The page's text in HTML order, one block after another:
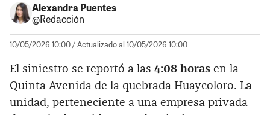
Alexandra Puentes
@Redacción
10/05/2026 10:00/ Actualizado al 10/05/2026 10:00
El siniestro se reportó a las 4:08 horas en la
Quinta Avenida de la quebrada Huaycoloro. La
unidad, perteneciente a una empresa privada